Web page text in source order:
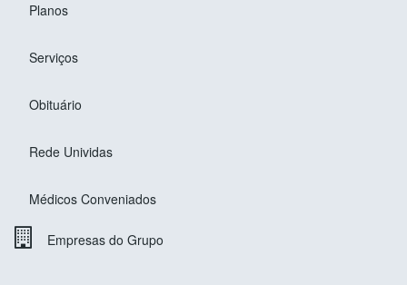
Planos
Serviços
Obituário
Rede Unividas
Médicos Conveniados
Empresas do Grupo